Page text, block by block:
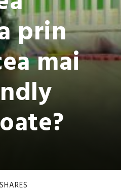
prin
mai
SHARES